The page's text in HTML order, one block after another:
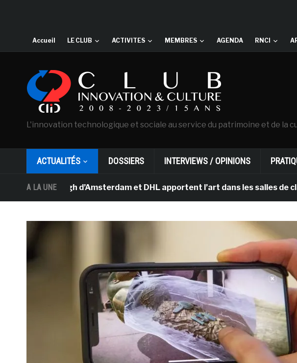
Accueil LE CLUB ACTIVITES MEMBRES AGENDA RNCI
L'innovation technologique et sociale au service du patrimoine et de la
ACTUALITÉS DOSSIERS INTERVIEWS / OPINIONS
A LA UNE
Van Gogh d’Amsterdam et DHL apportent l’art dans les salles de classe